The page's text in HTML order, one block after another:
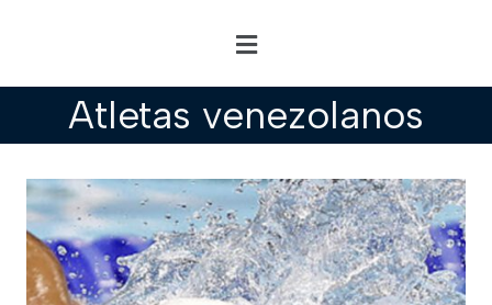
Atletas venezolanos